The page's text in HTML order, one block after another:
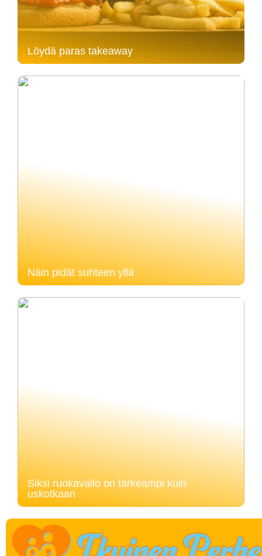
Löydä paras takeaway
Näin pidät suhteen yllä
Siksi ruokavalio on tärkeämpi kuin
uskotkaan